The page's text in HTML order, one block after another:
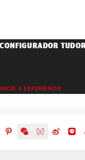
CONFIGURADOR
INICIE A EXPERIÊNCIA